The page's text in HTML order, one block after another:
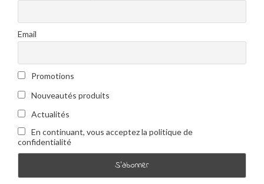
Email
Promotions
Nouveautés produits
Actualités
En continuant, vous acceptez la politique de
confidentialité